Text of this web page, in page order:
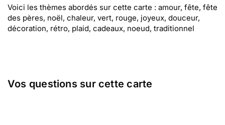
Voici les thèmes abordés sur cette carte : amour, fête, fête
des pères, noël, chaleur, vert, rouge, joyeux, douceur,
décoration, rétro, plaid, cadeaux, noeud, traditionnel
Vos questions sur cette carte